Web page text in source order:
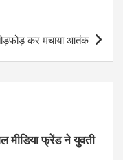
कर मचाया आतंक
फ्रेंड ने युवती